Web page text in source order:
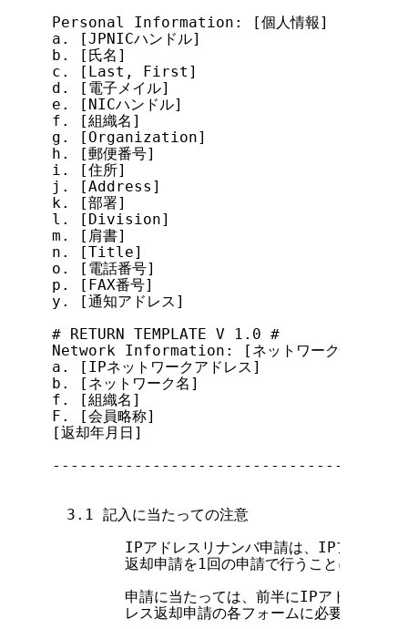
Personal Information: [個人情報]
a. [JPNICハンドル]
b. [氏名]
c. [Last, First]
d. [電子メイル]
e. [NICハンドル]
f. [組織名]
g. [Organization]
h. [郵便番号]
i. [住所]
j. [Address]
k. [部署]
l. [Division]
m. [肩書]
n. [Title]
o. [電話番号]
p. [FAX番号]
y. [通知アドレス]
# RETURN TEMPLATE V 1.0 #
Network Information: [ネットワーク情報]
a. [IPネットワークアドレス]
b. [ネットワーク名]
f. [組織名]
F. [会員略称]
[返却年月日]
3.1 記入に当たっての注意
IPアドレスリナンバ申請は、IPアドレス
返却申請を1回の申請で行うことによって
申請に当たっては、前半にIPアドレス新
レス返却申請の各フォームに必要事項を記